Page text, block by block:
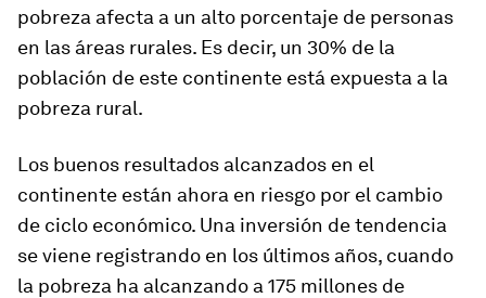
pobreza afecta a un alto porcentaje de personas
en las áreas rurales. Es decir, un 30% de la
población de este continente está expuesta a la
pobreza rural.
Los buenos resultados alcanzados en el
continente están ahora en riesgo por el cambio
de ciclo económico. Una inversión de tendencia
se viene registrando en los últimos años, cuando
la pobreza ha alcanzando a 175 millones de